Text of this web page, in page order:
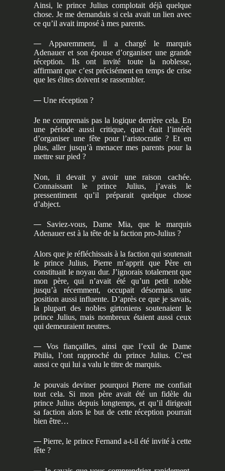
Ainsi, le prince Julius complotait déjà quelque
chose. Je me demandais si cela avait un lien avec
ce qu’il avait imposé à mes parents.
— Apparemment, il a chargé le marquis
Adenauer et son épouse d’organiser une grande
réception. Ils ont invité toute la noblesse,
affirmant que c’est précisément en temps de crise
que les élites doivent se rassembler.
— Une réception ?
Je ne comprenais pas la logique derrière cela. En
une période aussi critique, quel était l’intérêt
d’organiser une fête pour l’aristocratie ? Et en
plus, aller jusqu’à menacer mes parents pour la
mettre sur pied ?
Non, il devait y avoir une raison cachée.
Connaissant le prince Julius, j’avais le
pressentiment qu’il préparait quelque chose
d’abject.
— Saviez-vous, Dame Mia, que le marquis
Adenauer est à la tête de la faction pro-Julius ?
Alors que je réfléchissais à la faction qui soutenait
le prince Julius, Pierre m’apprit que Père en
constituait le noyau dur. J’ignorais totalement que
mon père, qui n’avait été qu’un petit noble
jusqu’à récemment, occupait désormais une
position aussi influente. D’après ce que je savais,
la plupart des nobles girtoniens soutenaient le
prince Julius, mais nombreux étaient aussi ceux
qui demeuraient neutres.
—Vos fiançailles, ainsi que l’exil de Dame
Philia, l’ont rapproché du prince Julius. C’est
aussi ce qui lui a valu le titre de marquis.
Je pouvais deviner pourquoi Pierre me confiait
tout cela. Si mon père avait été un fidèle du
prince Julius depuis longtemps, et qu’il dirigeait
sa faction alors le but de cette réception pourrait
bien être…
—Pierre, le prince Fernand a-t-il été invité à cette
fête ?